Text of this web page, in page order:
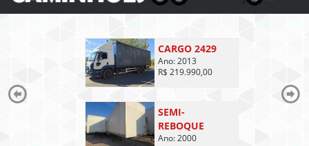
CARGO 2429
Ano: 2013
R$ 219.990,00
SEMI-
REBOQUE
Ano: 2000